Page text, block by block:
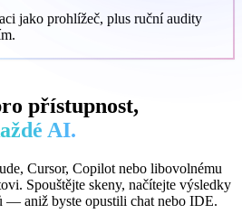
jako prohlížeč, plus ruční audity
přístupnost,
AI.
Cursor, Copilot nebo libovolnému
Spouštějte skeny, načítejte výsledky
— aniž byste opustili chat nebo IDE.